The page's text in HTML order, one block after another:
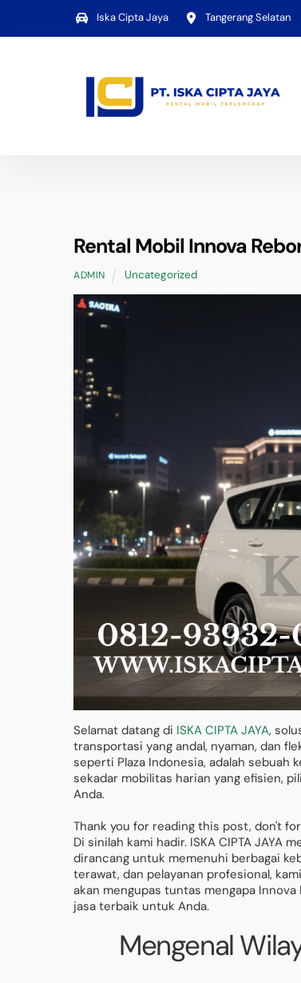
content
Iska Cipta Jaya Tangerang Selatan
Rental Mobil Innova
ADMIN Uncategorized
Selamat datang di ISKA CIPTA JAYA,
transportasi yang andal, nyaman, dan
seperti Plaza Indonesia, adalah sebuah
sekadar mobilitas harian yang efisien,
Anda.
Thank you for reading this post, don't
Di sinilah kami hadir. ISKA CIPTA JAYA
dirancang untuk memenuhi berbagai
terawat, dan pelayanan profesional,
akan mengupas tuntas mengapa Innova
jasa terbaik untuk Anda.
Mengenal